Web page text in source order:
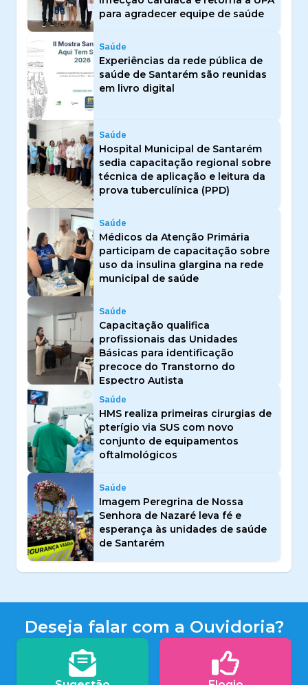
para agradecer equipe de saúde
Saúde
Experiências da rede pública de
saúde de Santarém são reunidas
em livro digital
Saúde
Hospital Municipal de Santarém
sedia capacitação regional sobre
técnica de aplicação e leitura da
prova tuberculínica (PPD)
Saúde
Médicos da Atenção Primária
participam de capacitação sobre
uso da insulina glargina na rede
municipal de saúde
Saúde
Capacitação qualifica
profissionais das Unidades
Básicas para identificação
precoce do Transtorno do
Espectro Autista
Saúde
HMS realiza primeiras cirurgias de
pterígio via SUS com novo
conjunto de equipamentos
oftalmológicos
Saúde
Imagem Peregrina de Nossa
Senhora de Nazaré leva fé e
esperança às unidades de saúde
de Santarém
Deseja falar com a Ouvidoria?